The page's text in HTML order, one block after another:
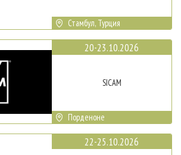
Стамбул, Турция
20-23.10.2026
SICAM
Порденоне
22-25.10.2026